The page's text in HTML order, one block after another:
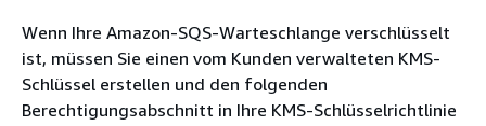
Wenn Ihre Amazon-SQS-Warteschlange verschlüsselt
ist, müssen Sie einen vom Kunden verwalteten KMS-
Schlüssel erstellen und den folgenden
Berechtigungsabschnitt in Ihre KMS-Schlüsselrichtlinie